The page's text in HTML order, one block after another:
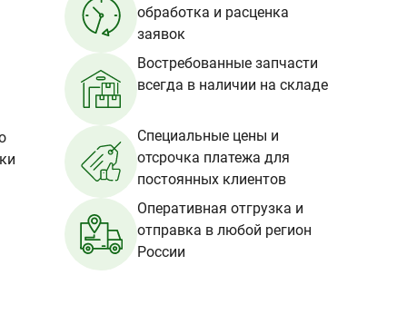
обработка и расценка
заявок
Востребованные запчасти
всегда в наличии на складе
Специальные цены и
отсрочка платежа для
постоянных клиентов
Оперативная отгрузка и
отправка в любой регион
России